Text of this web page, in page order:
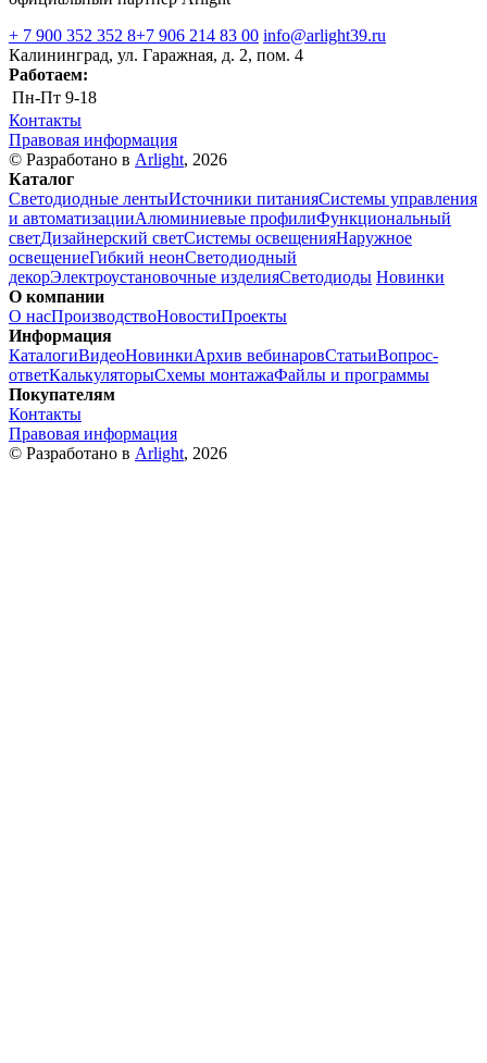
+ 7 900 352 352 8+7 906 214 83 00 info@arlight39.ru
Калининград, ул. Гаражная, д. 2, пом. 4
Работаем:
Пн-Пт 9-18
Контакты
Правовая информация
© Разработано в Arlight, 2026
Каталог
Светодиодные лентыИсточники питанияСистемы управления
и автоматизацииАлюминиевые профилиФункциональный
светДизайнерский светСистемы освещенияНаружное
освещениеГибкий неонСветодиодный
декорЭлектроустановочные изделияСветодиоды Новинки
О компании
О насПроизводствоНовостиПроекты
Информация
КаталогиВидеоНовинкиАрхив вебинаровСтатьиВопрос-
ответКалькуляторыСхемы монтажаФайлы и программы
Покупателям
Контакты
Правовая информация
© Разработано в Arlight, 2026